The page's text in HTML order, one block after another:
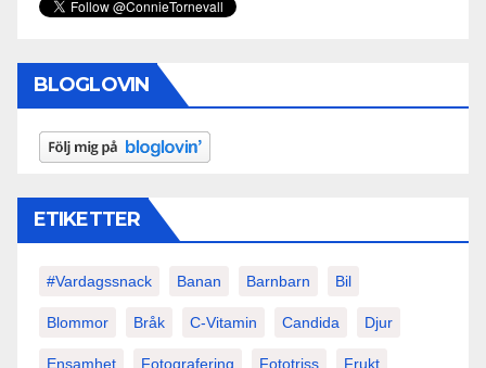
BLOGLOVIN
ETIKETTER
#vardagssnack Banan Barnbarn Bil
Blommor Bråk C-Vitamin Candida Djur
Ensamhet Fotografering Fototriss Frukt